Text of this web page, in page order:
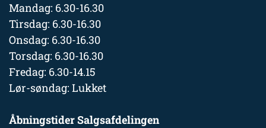
Mandag: 6.30-16.30
Tirsdag: 6.30-16.30
Onsdag: 6.30-16.30
Torsdag: 6.30-16.30
Fredag: 6.30-14.15
Lør-søndag: Lukket
Åbningstider Salgsafdelingen